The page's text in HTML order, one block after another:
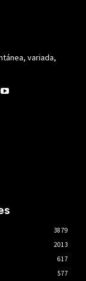
variada,
3879
2013
617
577